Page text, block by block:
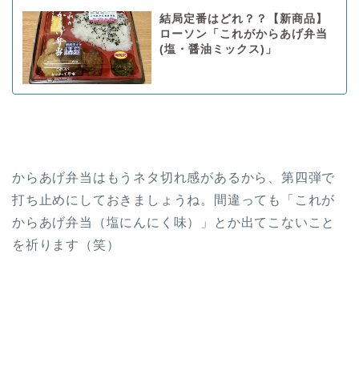
結局定番はどれ？？【新商品】
ローソン「これがからあげ弁当
(塩・醤油ミックス)」
からあげ弁当はもうネタ切れ感があるから、第四弾で
打ち止めにしておきましょうね。間違っても「これが
からあげ弁当（塩にんにく味）」とか出てこないこと
を祈ります（笑）